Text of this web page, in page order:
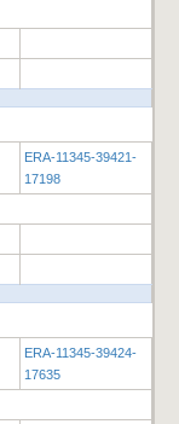
ERA-11345-39421-
17198
ERA-11345-39424-
17635